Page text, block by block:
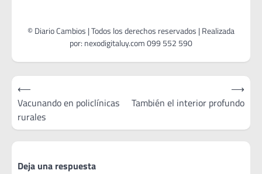
Navegación
de
entradas
⟵
Vacunando en policlínicas
rurales
También el interior profundo
⟶
Deja una respuesta